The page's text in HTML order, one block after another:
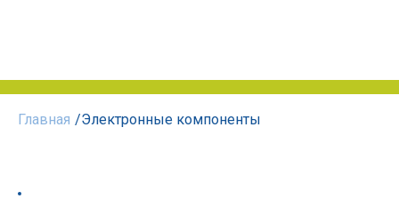
Главная /Электронные компоненты